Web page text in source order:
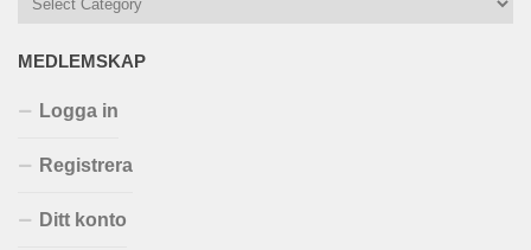
MEDLEMSKAP
Logga in
Registrera
Ditt konto